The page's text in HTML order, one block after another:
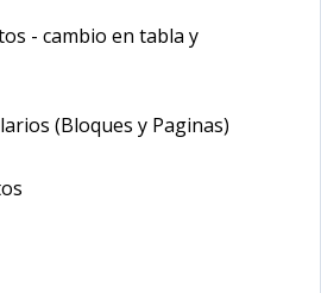
- cambio en tabla y
(Bloques y Paginas)